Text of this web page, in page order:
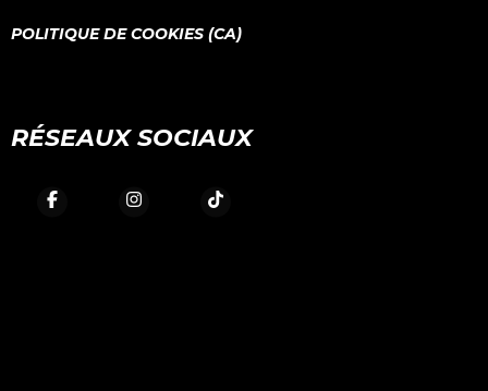
POLITIQUE DE COOKIES (CA)
RÉSEAUX SOCIAUX